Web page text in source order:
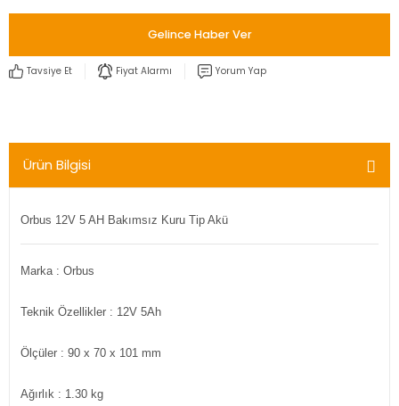
Gelince Haber Ver
Tavsiye Et Fiyat Alarmı Yorum Yap
Ürün Bilgisi
Orbus 12V 5 AH Bakımsız Kuru Tip Akü
Marka : Orbus
Teknik Özellikler : 12V 5Ah
Ölçüler : 90 x 70 x 101 mm
Ağırlık : 1.30 kg